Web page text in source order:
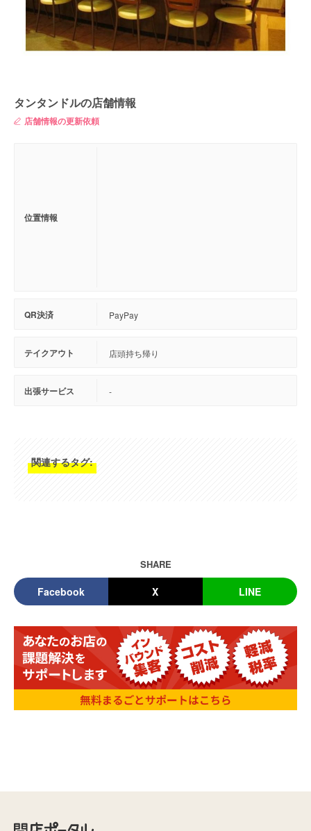
タンタンドルの店舗情報
店舗情報の更新依頼
位置情報
QR決済 PayPay
テイクアウト 店頭持ち帰り
出張サービス -
関連するタグ:
SHARE
Facebook X LINE